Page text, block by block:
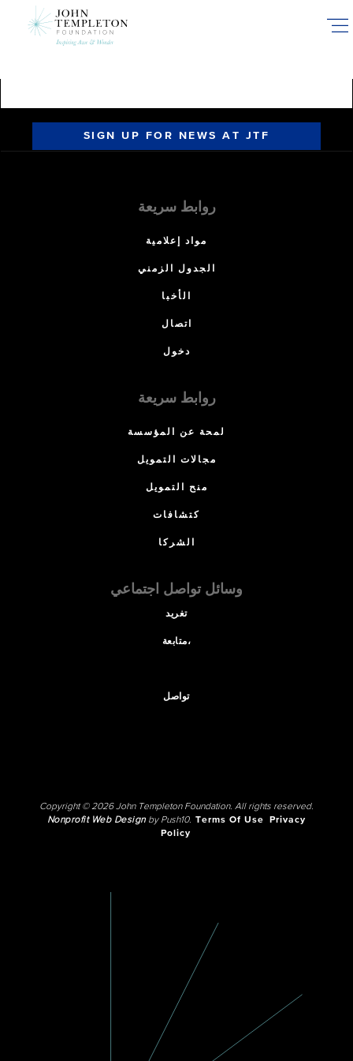
SIGN UP FOR NEWS AT JTF
روابط سريعة
مواد إعلامية
الجدول الزمني
الأخبا
اتصال
دخول
روابط سريعة
لمحة عن المؤسسة
مجالات التمويل
منح التمويل
كتشافات
الشركا
وسائل تواصل اجتماعي
تغريد
متابعة،
تواصل
Copyright © 2026 John Templeton Foundation. All rights reserved.
Nonprofit Web Designby Push10. Terms Of Use
Privacy
Policy